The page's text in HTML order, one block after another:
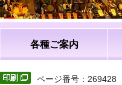
各種ご案内
ページ番号：269428